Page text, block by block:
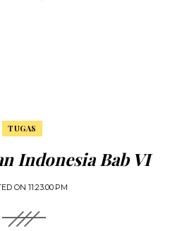
TUGAS
Indonesia Bab VI
ON 11:23:00 PM